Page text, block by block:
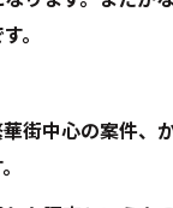
。
街中心の案件、